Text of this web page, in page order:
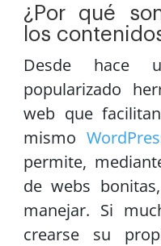
¿Por qué
los
Desde hace
popularizado
web que
mismo
permite,
de webs
manejar. Si
crearse su